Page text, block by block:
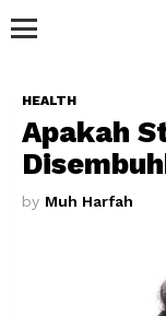
HEALTH
Apakah
by Muh Harfah